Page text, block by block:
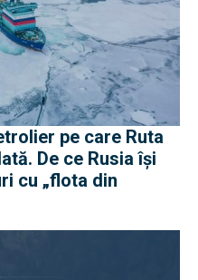
pe care Ruta
De ce Rusia își
cu „flota din